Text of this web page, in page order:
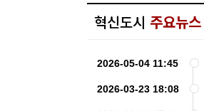
혁신도시 주요뉴스
2026-05-04 11:45
2026-03-23 18:08